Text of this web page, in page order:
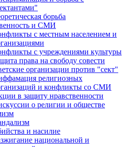
борьба
и СМИ
с местным населением и
с учреждениями культуры
права на свободу совести
организации против "сект"
религиозных
и конфликты со СМИ
в защиту нравственности
о религии и обществе
и насилие
национальной и